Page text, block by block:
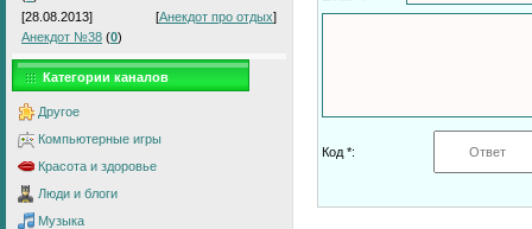
[28.08.2013]
[Анекдот про отдых]
Анекдот №38 (0)
Категории каналов
Другое
Компьютерные игры
Красота и здоровье
Люди и блоги
Музыка
Код *: